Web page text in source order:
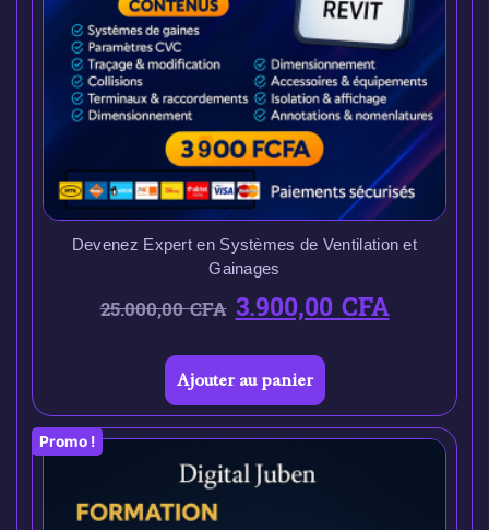
Devenez Expert en Systèmes de Ventilation et
Gainages
25.000,00CFA 3.900,00CFA
Ajouter au panier
Promo !